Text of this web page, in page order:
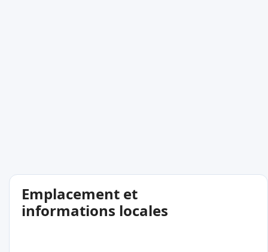
Emplacement et
informations locales